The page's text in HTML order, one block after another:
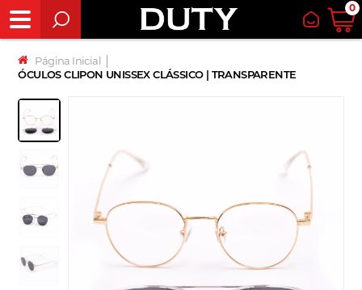
0
Página Inicial
ÓCULOS CLIPON UNISSEX CLÁSSICO | TRANSPARENTE